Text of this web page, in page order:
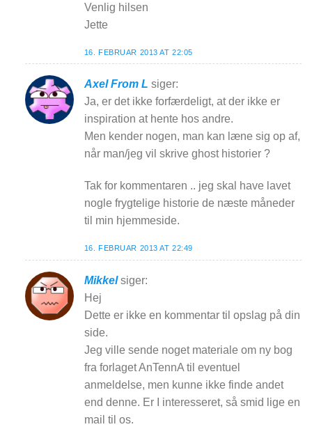
Venlig hilsen
Jette
16. FEBRUAR 2013 AT 22:05
Axel From L siger:
Ja, er det ikke forfærdeligt, at der ikke er
inspiration at hente hos andre.
Men kender nogen, man kan læne sig op af,
når man/jeg vil skrive ghost historier ?
Tak for kommentaren .. jeg skal have lavet
nogle frygtelige historie de næste måneder
til min hjemmeside.
16. FEBRUAR 2013 AT 22:49
Mikkel siger:
Hej
Dette er ikke en kommentar til opslag på din
side.
Jeg ville sende noget materiale om ny bog
fra forlaget AnTennA til eventuel
anmeldelse, men kunne ikke finde andet
end denne. Er I interesseret, så smid lige en
mail til os.